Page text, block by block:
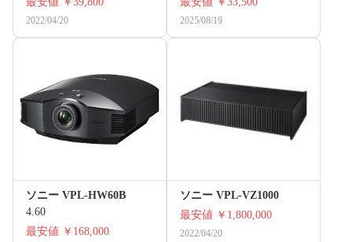
2022/04/20 2025/08/19
ソニー VPL-HW60B
4.60
最安値 ￥168,000
ソニー VPL-VZ1000
最安値 ￥1,800,000
2022/04/20